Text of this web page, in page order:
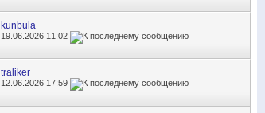
kunbula
19.06.2026 11:02
traliker
12.06.2026 17:59